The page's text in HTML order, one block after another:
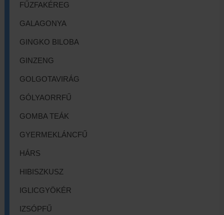
FŰZFAKÉREG
GALAGONYA
GINGKO BILOBA
GINZENG
GOLGOTAVIRÁG
GÓLYAORRFŰ
GOMBA TEÁK
GYERMEKLÁNCFŰ
HÁRS
HIBISZKUSZ
IGLICGYÖKÉR
IZSÓPFŰ